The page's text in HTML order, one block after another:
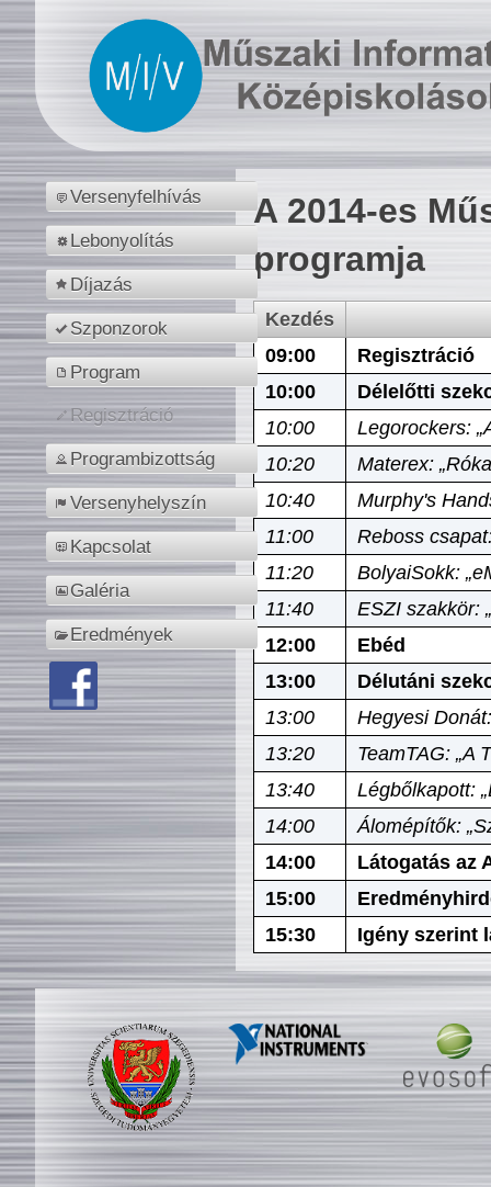
Versenyfelhívás
Lebonyolítás
Díjazás
Szponzorok
Program
Regisztráció
Programbizottság
Versenyhelyszín
Kapcsolat
Galéria
Eredmények
A 2014-es
programja
Kezdés
09:00
Regisztráció
10:00
Délelőtti
10:00
Legorockers:
10:20
Materex:
10:40
Murphy's
11:00
Reboss
11:20
BolyaiSokk:
11:40
ESZI szakkör:
12:00
Ebéd
13:00
Délutáni
13:00
Hegyesi
13:20
TeamTAG: „A
13:40
Légbőlkapott:
14:00
Álomépítők:
14:00
Látogatás az
15:00
15:30
Igény szerint